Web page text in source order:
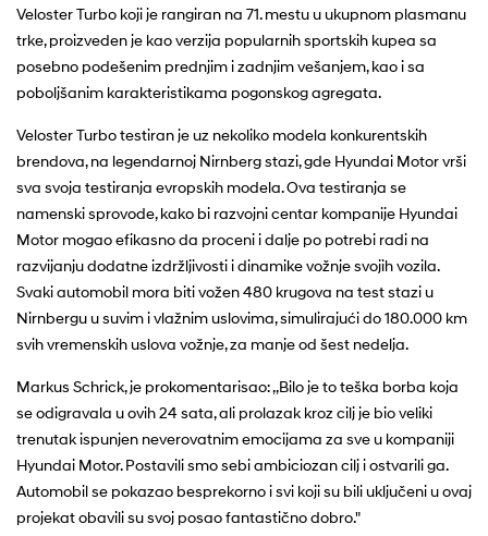
Veloster Turbo koji je rangiran na 71. mestu u ukupnom plasmanu
trke, proizveden je kao verzija popularnih sportskih kupea sa
posebno podešenim prednjim i zadnjim vešanjem, kao i sa
poboljšanim karakteristikama pogonskog agregata.
Veloster Turbo testiran je uz nekoliko modela konkurentskih
brendova, na legendarnoj Nirnberg stazi, gde Hyundai Motor vrši
sva svoja testiranja evropskih modela. Ova testiranja se
namenski sprovode, kako bi razvojni centar kompanije Hyundai
Motor mogao efikasno da proceni i dalje po potrebi radi na
razvijanju dodatne izdržljivosti i dinamike vožnje svojih vozila.
Svaki automobil mora biti vožen 480 krugova na test stazi u
Nirnbergu u suvim i vlažnim uslovima, simulirajući do 180.000 km
svih vremenskih uslova vožnje, za manje od šest nedelja.
Markus Schrick, je prokomentarisao: ,,Bilo je to teška borba koja
se odigravala u ovih 24 sata, ali prolazak kroz cilj je bio veliki
trenutak ispunjen neverovatnim emocijama za sve u kompaniji
Hyundai Motor. Postavili smo sebi ambiciozan cilj i ostvarili ga.
Automobil se pokazao besprekorno i svi koji su bili uključeni u ovaj
projekat obavili su svoj posao fantastično dobro."